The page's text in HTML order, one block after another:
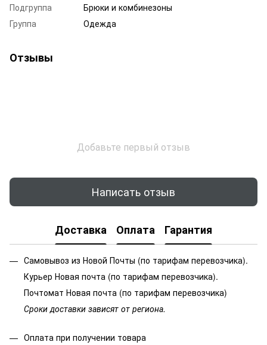
Подгруппа
Брюки и комбинезоны
Группа
Одежда
Отзывы
Добавьте первый отзыв
Написать отзыв
Доставка Оплата Гарантия
Самовывоз из Новой Почты (по тарифам перевозчика).
Курьер Новая почта (по тарифам перевозчика).
Почтомат Новая почта (по тарифам перевозчика)
Сроки доставки зависят от региона.
Оплата при получении товара